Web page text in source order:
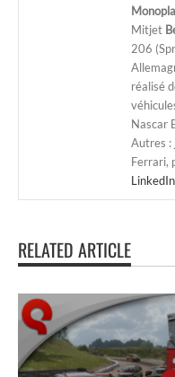
Mitjet
206
réalisé
Nascar
Autres :
Ferrari,
LinkedIn
RELATED ARTICLE